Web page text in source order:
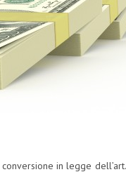
in legge